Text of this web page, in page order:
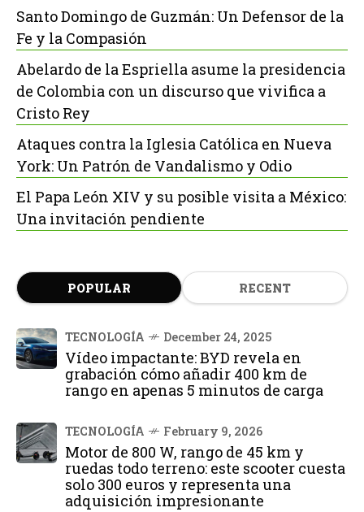
Santo Domingo de Guzmán: Un Defensor de la
Fe y la Compasión
Abelardo de la Espriella asume la presidencia
de Colombia con un discurso que vivifica a
Cristo Rey
Ataques contra la Iglesia Católica en Nueva
York: Un Patrón de Vandalismo y Odio
El Papa León XIV y su posible visita a México:
Una invitación pendiente
POPULAR RECENT
TECNOLOGÍA December 24, 2025
Vídeo impactante: BYD revela en
grabación cómo añadir 400 km de
rango en apenas 5 minutos de carga
TECNOLOGÍA February 9, 2026
Motor de 800 W, rango de 45 km y
ruedas todo terreno: este scooter cuesta
solo 300 euros y representa una
adquisición impresionante